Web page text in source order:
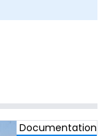
Documentation